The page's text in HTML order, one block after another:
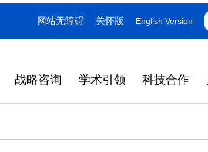
网站无障碍 关怀版 English Version
战略咨询 学术引领 科技合作